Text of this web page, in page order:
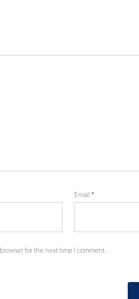
Email*
for the next time I comment.